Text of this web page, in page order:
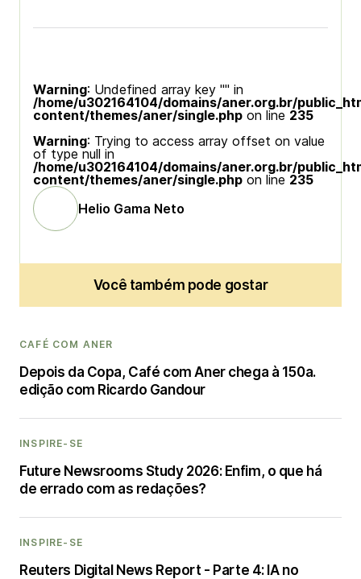
Warning: Undefined array key "" in
/home/u302164104/domains/aner.org.br/
content/themes/aner/single.php on line 235
Warning: Trying to access array offset on value
of type null in
/home/u302164104/domains/aner.org.br/
content/themes/aner/single.php on line 235
Helio Gama Neto
Você também pode gostar
CAFÉ COM ANER
Depois da Copa, Café com Aner chega à 150a.
edição com Ricardo Gandour
INSPIRE-SE
Future Newsrooms Study 2026: Enfim, o que há
de errado com as redações?
INSPIRE-SE
Reuters Digital News Report - Parte 4: IA no